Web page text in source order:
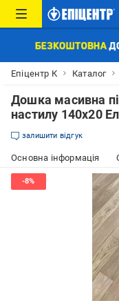
Епіцентр К Каталог
Дошка масивна
настилу 140х20
залишити відгук
Основна інформація